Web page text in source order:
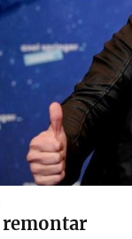
remontar